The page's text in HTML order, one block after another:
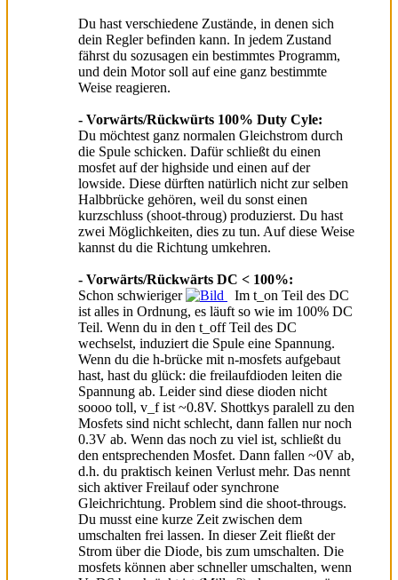
Du hast verschiedene Zustände, in denen sich
dein Regler befinden kann. In jedem Zustand
fährst du sozusagen ein bestimmtes Programm,
und dein Motor soll auf eine ganz bestimmte
Weise reagieren.
- Vorwärts/Rückwürts 100% Duty Cyle:
Du möchtest ganz normalen Gleichstrom durch
die Spule schicken. Dafür schließt du einen
mosfet auf der highside und einen auf der
lowside. Diese dürften natürlich nicht zur selben
Halbbrücke gehören, weil du sonst einen
kurzschluss (shoot-throug) produzierst. Du hast
zwei Möglichkeiten, dies zu tun. Auf diese Weise
kannst du die Richtung umkehren.
- Vorwärts/Rückwärts DC < 100%:
Schon schwieriger
Im t_on Teil des DC
ist alles in Ordnung, es läuft so wie im 100% DC
Teil. Wenn du in den t_off Teil des DC
wechselst, induziert die Spule eine Spannung.
Wenn du die h-brücke mit n-mosfets aufgebaut
hast, hast du glück: die freilaufdioden leiten die
Spannung ab. Leider sind diese dioden nicht
soooo toll, v_f ist ~0.8V. Shottkys paralell zu den
Mosfets sind nicht schlecht, dann fallen nur noch
0.3V ab. Wenn das noch zu viel ist, schließt du
den entsprechenden Mosfet. Dann fallen ~0V ab,
d.h. du praktisch keinen Verlust mehr. Das nennt
sich aktiver Freilauf oder synchrone
Gleichrichtung. Problem sind die shoot-througs.
Du musst eine kurze Zeit zwischen dem
umschalten frei lassen. In dieser Zeit fließt der
Strom über die Diode, bis zum umschalten. Die
mosfets können aber schneller umschalten, wenn